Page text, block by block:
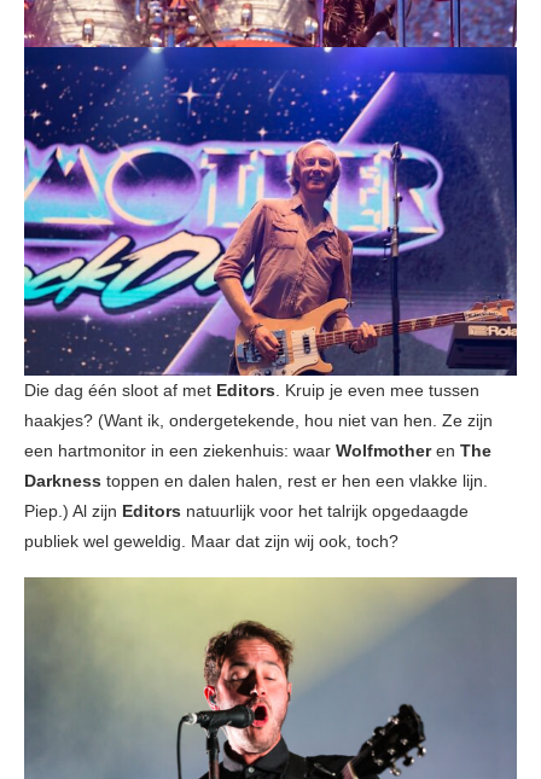
Die dag één sloot af met Editors . Kruip je even mee tussen
haakjes? (Want ik, ondergetekende, hou niet van hen. Ze zijn
een hartmonitor in een ziekenhuis: waar Wolfmotheren The
Darkness toppen en dalen halen, rest er hen een vlakke lijn.
Piep.) Al zijn Editors natuurlijk voor het talrijk opgedaagde
publiek wel geweldig. Maar dat zijn wij ook, toch?